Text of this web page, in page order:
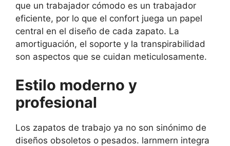
que un trabajador cómodo es un trabajador
eficiente, por lo que el confort juega un papel
central en el diseño de cada zapato. La
amortiguación, el soporte y la transpirabilidad
son aspectos que se cuidan meticulosamente.
Estilo moderno y
profesional
Los zapatos de trabajo ya no son sinónimo de
diseños obsoletos o pesados. larnmern integra